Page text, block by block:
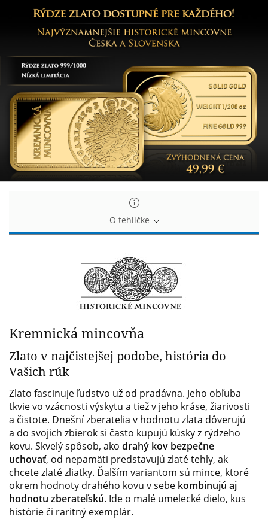
Historické
mincovne
Slovenska
Historické
mincovne
Česka
a
Slovenska
O tehličke
Kremnická mincovňa
Zlato v najčistejšej podobe, história do
Vašich rúk
Zlato fascinuje ľudstvo už od pradávna. Jeho obľuba
tkvie vo vzácnosti výskytu a tiež v jeho kráse, žiarivosti
a čistote. Dnešní zberatelia v hodnotu zlata dôverujú
a do svojich zbierok si často kupujú kúsky z rýdzeho
kovu. Skvelý spôsob, ako drahý kov bezpečne
uchovať, od nepamäti predstavujú zlaté tehly, ak
chcete zlaté zliatky. Ďalším variantom sú mince, ktoré
okrem hodnoty drahého kovu v sebe kombinujú aj
hodnotu zberateľskú. Ide o malé umelecké dielo, kus
histórie či raritný exemplár.